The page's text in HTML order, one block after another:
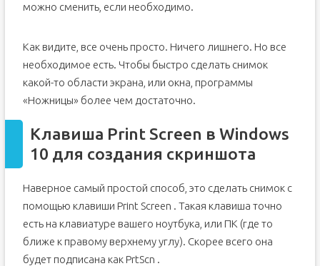
можно сменить, если необходимо.
Как видите, все очень просто. Ничего лишнего. Но все
необходимое есть. Чтобы быстро сделать снимок
какой-то области экрана, или окна, программы
«Ножницы» более чем достаточно.
Клавиша Print Screen в Windows
10 для создания скриншота
Наверное самый простой способ, это сделать снимок с
помощью клавиши Print Screen . Такая клавиша точно
есть на клавиатуре вашего ноутбука, или ПК (где то
ближе к правому верхнему углу). Скорее всего она
будет подписана как PrtScn .